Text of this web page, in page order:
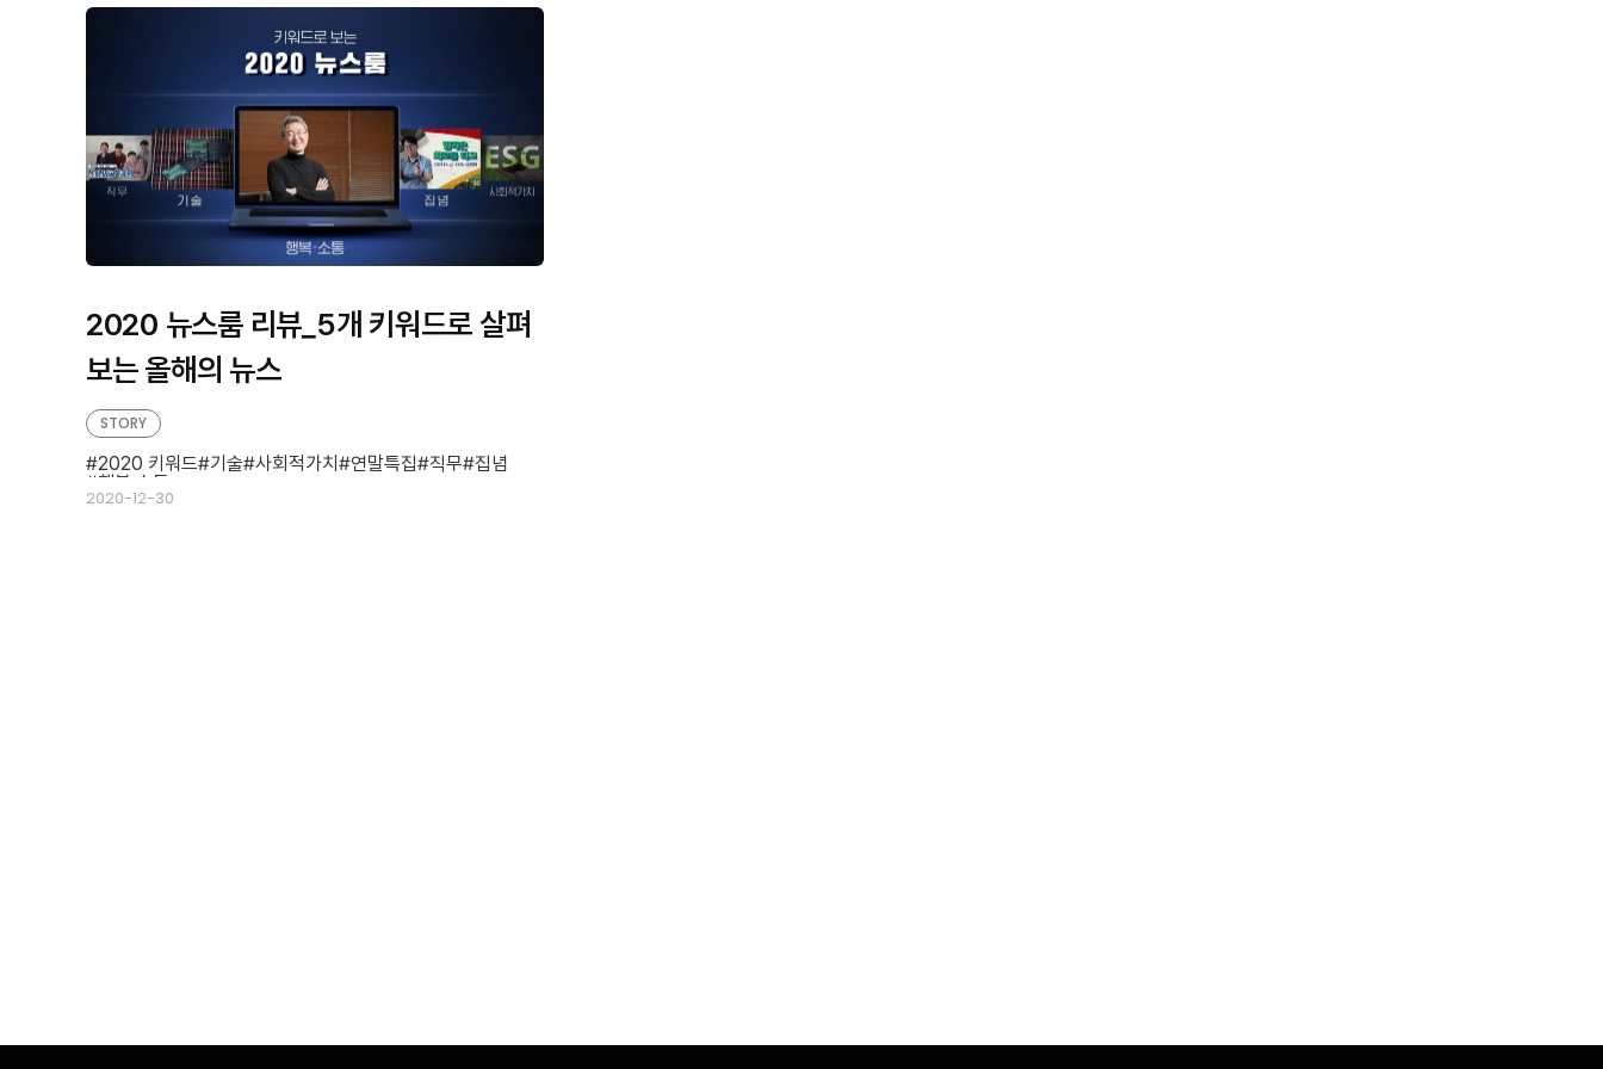
2020 뉴스룸 리뷰_5개 키워드로 살펴
보는 올해의 뉴스
2020-12-30
STORY
2020 키워드 기술 사회적가치 연말특집 직무
집념
행복·소통